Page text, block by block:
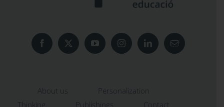
About us
Personalization
Thinking
Publishings Contact